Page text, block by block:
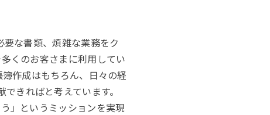
な書類、煩雑な業務をク
くのお客さまに利用してい
作成はもちろん、日々の経
きればと考えています。
」というミッションを実現